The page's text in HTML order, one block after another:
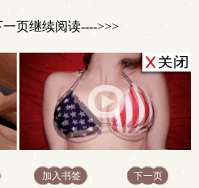
页继续阅读---->>>
加入书签 下一页